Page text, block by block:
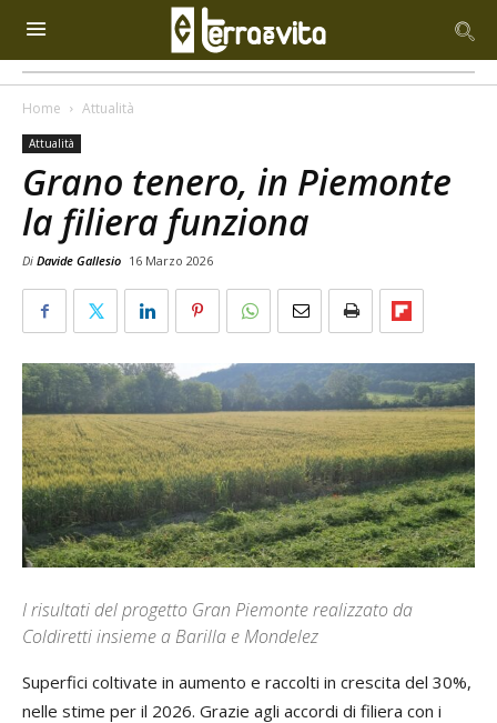
Home Attualità
Attualità
Grano tenero, in Piemonte
la filiera funziona
Di Davide Gallesio 16 Marzo 2026
I risultati del progetto Gran Piemonte realizzato da
Coldiretti insieme a Barilla e Mondelez
Superfici coltivate in aumento e raccolti in crescita del 30%,
nelle stime per il 2026. Grazie agli accordi di filiera con i